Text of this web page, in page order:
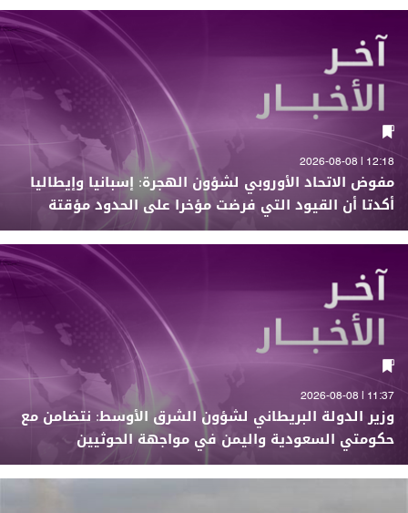
12:18 | 2026-08-08
مفوض الاتحاد الأوروبي لشؤون الهجرة: إسبانيا وإيطاليا
أكدتا أن القيود التي فرضت مؤخرا على الحدود مؤقتة
11:37 | 2026-08-08
وزير الدولة البريطاني لشؤون الشرق الأوسط: نتضامن مع
حكومتي السعودية واليمن في مواجهة الحوثيين